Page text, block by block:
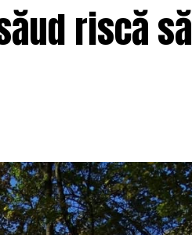
riscă să